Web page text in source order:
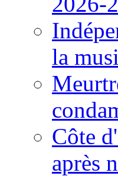
la
Côte
après